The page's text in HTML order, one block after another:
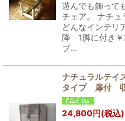
遊んでも飾って
チェア。 ナチュ
どんなインテリ
降 1脚に付き￥
ブ…
ナチュラルテ
タイプ 扉付
24,800円(税込)